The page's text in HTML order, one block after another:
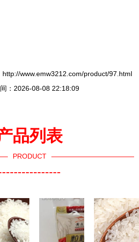
http://www.emw3212.com/product/97.html
：2026-08-08 22:18:09
品列表
PRODUCT